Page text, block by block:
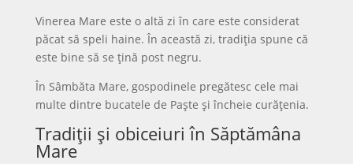
Vinerea Mare este o altă zi în care este considerat
păcat să speli haine. În această zi, tradiția spune că
este bine să se țină post negru.
În Sâmbăta Mare, gospodinele pregătesc cele mai
multe dintre bucatele de Paște și încheie curățenia.
Tradiții și obiceiuri în Săptămâna
Mare